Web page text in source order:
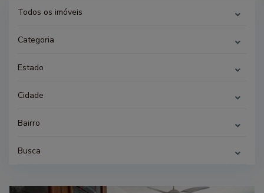
Todos os imóveis
Categoria
Estado
Cidade
Bairro
Busca